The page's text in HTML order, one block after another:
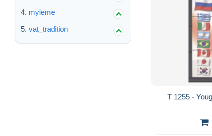
myleme
vat_tradition
T 1255 - Yougoslavie - blocs : Yv 46 **